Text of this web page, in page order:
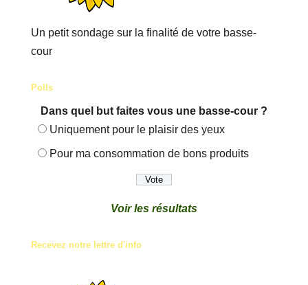
Un petit sondage sur la finalité de votre basse-
cour
Polls
Dans quel but faites vous une basse-cour ?
Uniquement pour le plaisir des yeux
Pour ma consommation de bons produits
Voir les résultats
Recevez notre lettre d'info